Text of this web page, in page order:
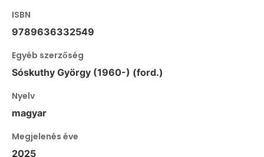
ISBN
9789636332549
Egyéb szerzőség
Sóskuthy György (1960-) (ford.)
Nyelv
magyar
Megjelenés éve
2025